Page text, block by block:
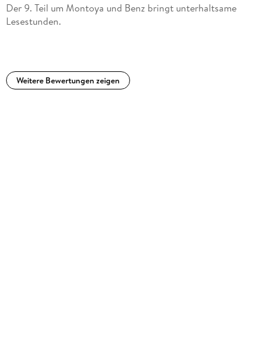
Der 9. Teil um Montoya und Benz bringt unterhaltsame
Lesestunden.
Weitere Bewertungen zeigen